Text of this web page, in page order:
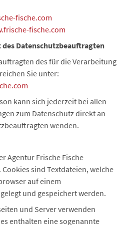
fische.com
fische.com
des Datenschutzbeauftragten
des für die Verarbeitung
Sie unter:
kann sich jederzeit bei allen
zum Datenschutz direkt an
wenden.
Agentur Frische Fische
sind Textdateien, welche
auf einem
und gespeichert werden.
und Server verwenden
enthalten eine sogenannte